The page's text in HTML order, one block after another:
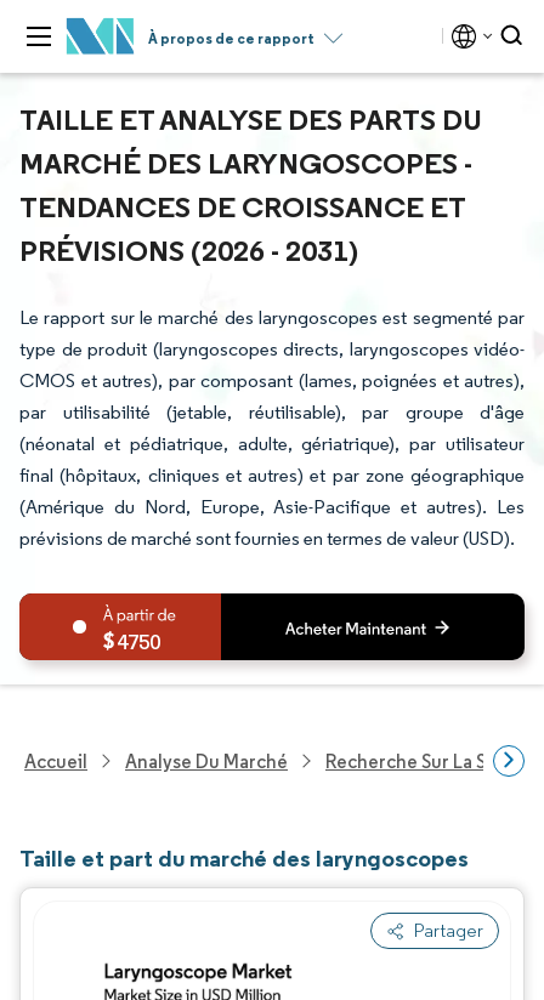
À propos de ce rapport
TAILLE ET ANALYSE DES PARTS DU
MARCHÉ DES LARYNGOSCOPES -
TENDANCES DE CROISSANCE ET
PRÉVISIONS (2026 - 2031)
Le rapport sur le marché des laryngoscopes est segmenté par
type de produit (laryngoscopes directs, laryngoscopes vidéo-
CMOS et autres), par composant (lames, poignées et autres),
par utilisabilité (jetable, réutilisable), par groupe d'âge
(néonatal et pédiatrique, adulte, gériatrique), par utilisateur
final (hôpitaux, cliniques et autres) et par zone géographique
(Amérique du Nord, Europe, Asie-Pacifique et autres). Les
prévisions de marché sont fournies en termes de valeur (USD).
4750
Accueil Analyse Du Marché Recherche Sur La Santé
Taille et part du marché des laryngoscopes
Partager